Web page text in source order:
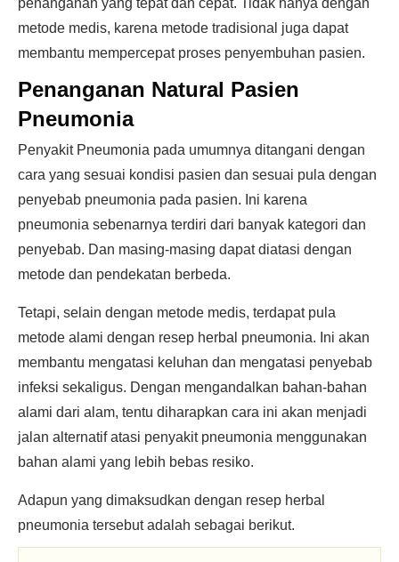
penanganan yang tepat dan cepat. Tidak hanya dengan
metode medis, karena metode tradisional juga dapat
membantu mempercepat proses penyembuhan pasien.
Penanganan Natural Pasien
Pneumonia
Penyakit Pneumonia pada umumnya ditangani dengan
cara yang sesuai kondisi pasien dan sesuai pula dengan
penyebab pneumonia pada pasien. Ini karena
pneumonia sebenarnya terdiri dari banyak kategori dan
penyebab. Dan masing-masing dapat diatasi dengan
metode dan pendekatan berbeda.
Tetapi, selain dengan metode medis, terdapat pula
metode alami dengan resep herbal pneumonia. Ini akan
membantu mengatasi keluhan dan mengatasi penyebab
infeksi sekaligus. Dengan mengandalkan bahan-bahan
alami dari alam, tentu diharapkan cara ini akan menjadi
jalan alternatif atasi penyakit pneumonia menggunakan
bahan alami yang lebih bebas resiko.
Adapun yang dimaksudkan dengan resep herbal
pneumonia tersebut adalah sebagai berikut.